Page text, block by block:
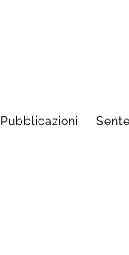
Pubblicazioni